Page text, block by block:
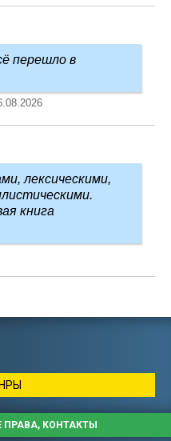
перешло в
лексическими,
книга
КОНТАКТЫ